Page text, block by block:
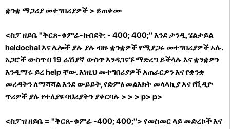
ቋንቋ ማጋሪያ መተግበሪያዎች > ይጠቀሙ
<ስፓ ዘይቤ "ቅርጸ-ቁምፊ-ክብደት: - 400; 400;" እንደ ታንዲ, ሄልታይል
heldochal እና ሌሎች ያሉ ያሉ ብዙ ቋንቋዎች የሚያጋሩ መተግበሪያዎች አሉ.
አጋሮች ውስጥ በ 19 ራሽያኛ ውስጥ እንዲገናኙ ማድረግ ይችላሉ እና ቋንቋዎን
እንዲማሩ ይረ help ቸው. እነዚህ መተግበሪያዎች አጠራርዎን እና የቋንቋ
መረዳትን ለማሻሻል እንደ ውይይት, የድምፅ መልእክት መላላኪያ እና የቪዲዮ
ጥሪዎች ያሉ የተለያዩ ባህሪያትን ያቀርባሉ > > > p> p>
<ስፓዝ ዘይቤ = "ቅርጸ-ቁምፊ -400; 400;"> የመስመር ላይ መድረኮች እና